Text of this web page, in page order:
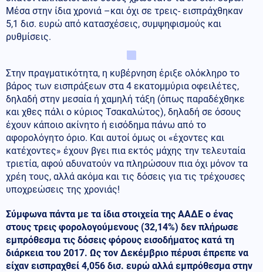
Μέσα στην ίδια χρονιά –και όχι σε τρεις- εισπράχθηκαν
5,1 δισ. ευρώ από κατασχέσεις, συμψηφισμούς και
ρυθμίσεις.
Στην πραγματικότητα, η κυβέρνηση έριξε ολόκληρο το
βάρος των εισπράξεων στα 4 εκατομμύρια οφειλέτες,
δηλαδή στην μεσαία ή χαμηλή τάξη (όπως παραδέχθηκε
και χθες πάλι ο κύριος Τσακαλώτος), δηλαδή σε όσους
έχουν κάποιο ακίνητο ή εισόδημα πάνω από το
αφορολόγητο όριο. Και αυτοί όμως οι «έχοντες και
κατέχοντες» έχουν βγει πια εκτός μάχης την τελευταία
τριετία, αφού αδυνατούν να πληρώσουν πια όχι μόνον τα
χρέη τους, αλλά ακόμα και τις δόσεις για τις τρέχουσες
υποχρεώσεις της χρονιάς!
Σύμφωνα πάντα με τα ίδια στοιχεία της ΑΑΔΕ ο ένας
στους τρεις φορολογούμενους (32,14%) δεν πλήρωσε
εμπρόθεσμα τις δόσεις φόρους εισοδήματος κατά τη
διάρκεια του 2017. Ως τον Δεκέμβριο πέρυσι έπρεπε να
είχαν εισπραχθεί 4,056 δισ. ευρώ αλλά εμπρόθεσμα στην